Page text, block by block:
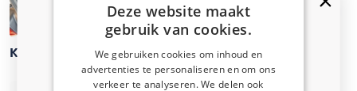
Kofferbakmatten
Maskerdelen
interieur
Stoelhoezen
Deze website maakt
gebruik van cookies.
We gebruiken cookies om inhoud en
advertenties te personaliseren en om ons
verkeer te analyseren. We delen ook
Kortingscode van 5% ontvangen?